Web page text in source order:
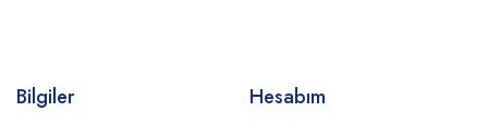
Bilgiler Hesabım